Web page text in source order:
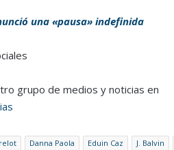
una «pausa» indefinida
grupo de medios y noticias en
Danna Paola Eduin Caz J. Balvin